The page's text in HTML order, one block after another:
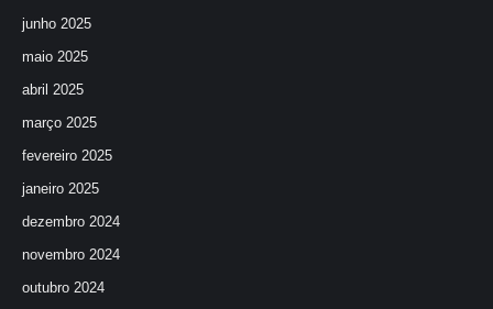
junho 2025
maio 2025
abril 2025
março 2025
fevereiro 2025
janeiro 2025
dezembro 2024
novembro 2024
outubro 2024